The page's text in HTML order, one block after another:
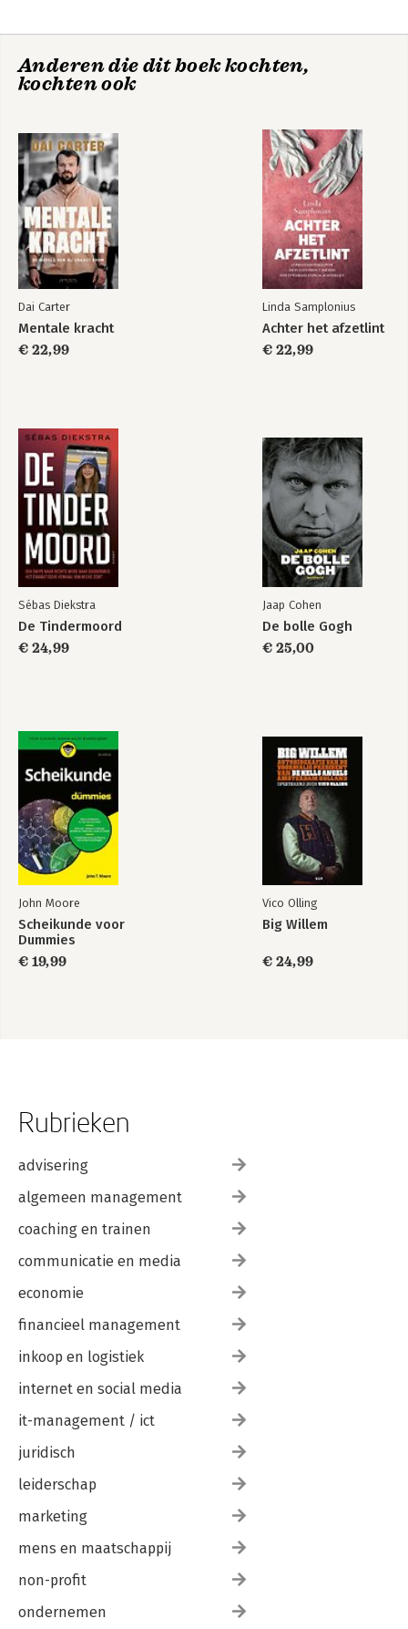
Bereid je voor Mentale kracht
Schokbestendig Mentale kracht
Bekijk alle boeken
Anderen die dit boek kochten,
kochten ook
Dai Carter
Mentale kracht
€ 22,99
Linda Samplonius
Achter het afzetlint
€ 22,99
Sébas Diekstra
De Tindermoord
€ 24,99
Jaap Cohen
De bolle Gogh
€ 25,00
John Moore
Scheikunde voor
Dummies
€ 19,99
Vico Olling
Big Willem
€ 24,99
Rubrieken
advisering
algemeen management
coaching en trainen
communicatie en media
economie
financieel management
inkoop en logistiek
internet en social media
it-management / ict
juridisch
leiderschap
marketing
mens en maatschappij
non-profit
ondernemen